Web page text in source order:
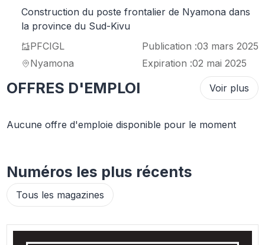
Construction du poste frontalier de Nyamona dans
la province du Sud-Kivu
PFCIGL
Nyamona
Publication :03 mars 2025
Expiration :02 mai 2025
OFFRES D'EMPLOI Voir plus
Aucune offre d'emploie disponible pour le moment
Numéros les plus récents
Tous les magazines